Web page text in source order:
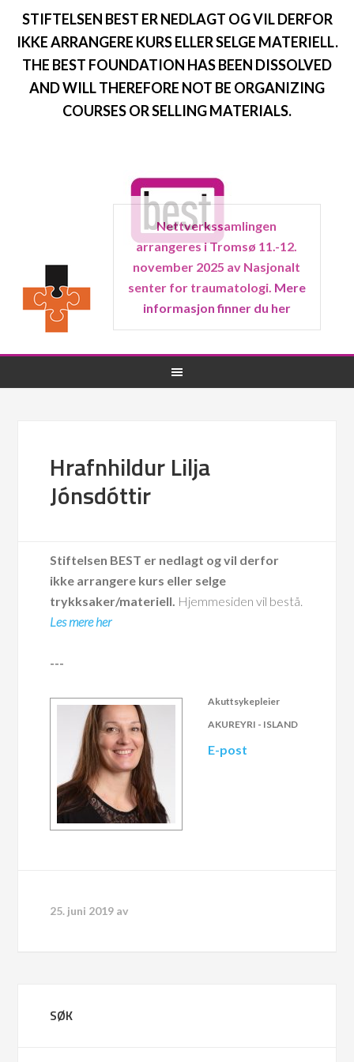
STIFTELSEN BEST ER NEDLAGT OG VIL DERFOR
IKKE ARRANGERE KURS ELLER SELGE MATERIELL.
THE BEST FOUNDATION HAS BEEN DISSOLVED
AND WILL THEREFORE NOT BE ORGANIZING
COURSES OR SELLING MATERIALS.
Nettverkssamlingen
arrangeres i Tromsø 11.-12.
november 2025 av Nasjonalt
senter for traumatologi. Mere
informasjon finner du her
Hrafnhildur Lilja
Jónsdóttir
Stiftelsen BEST er nedlagt og vil derfor
ikke arrangere kurs eller selge
trykksaker/materiell. Hjemmesiden vil bestå.
Les mere her
---
Akuttsykepleier
AKUREYRI - ISLAND
E-post
25. juni 2019 av
SØK